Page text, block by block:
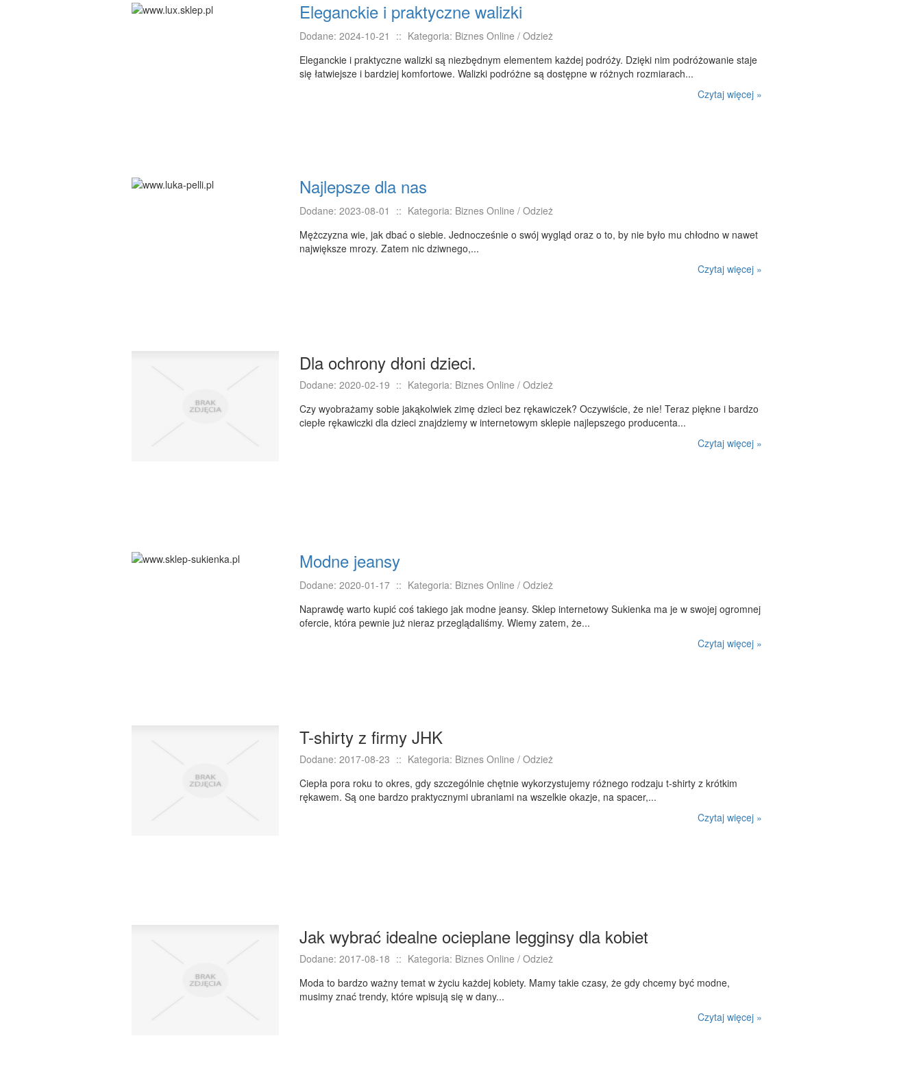
Eleganckie i praktyczne walizki
Dodane: 2024-10-21 :: Kategoria: Biznes Online / Odzież
Eleganckie i praktyczne walizki są niezbędnym elementem każdej podróży. Dzięki nim podróżowanie staje
się łatwiejsze i bardziej komfortowe. Walizki podróżne są dostępne w różnych rozmiarach...
Czytaj więcej »
Najlepsze dla nas
Dodane: 2023-08-01 :: Kategoria: Biznes Online / Odzież
Mężczyzna wie, jak dbać o siebie. Jednocześnie o swój wygląd oraz o to, by nie było mu chłodno w nawet
największe mrozy. Zatem nic dziwnego,...
Czytaj więcej »
Dla ochrony dłoni dzieci.
Dodane: 2020-02-19 :: Kategoria: Biznes Online / Odzież
Czy wyobrażamy sobie jakąkolwiek zimę dzieci bez rękawiczek? Oczywiście, że nie! Teraz piękne i bardzo
ciepłe rękawiczki dla dzieci znajdziemy w internetowym sklepie najlepszego producenta...
Czytaj więcej »
Modne jeansy
Dodane: 2020-01-17 :: Kategoria: Biznes Online / Odzież
Naprawdę warto kupić coś takiego jak modne jeansy. Sklep internetowy Sukienka ma je w swojej ogromnej
ofercie, która pewnie już nieraz przeglądaliśmy. Wiemy zatem, że...
Czytaj więcej »
T-shirty z firmy JHK
Dodane: 2017-08-23 :: Kategoria: Biznes Online / Odzież
Ciepła pora roku to okres, gdy szczególnie chętnie wykorzystujemy różnego rodzaju t-shirty z krótkim
rękawem. Są one bardzo praktycznymi ubraniami na wszelkie okazje, na spacer,...
Czytaj więcej »
Jak wybrać idealne ocieplane legginsy dla kobiet
Dodane: 2017-08-18 :: Kategoria: Biznes Online / Odzież
Moda to bardzo ważny temat w życiu każdej kobiety. Mamy takie czasy, że gdy chcemy być modne,
musimy znać trendy, które wpisują się w dany...
Czytaj więcej »